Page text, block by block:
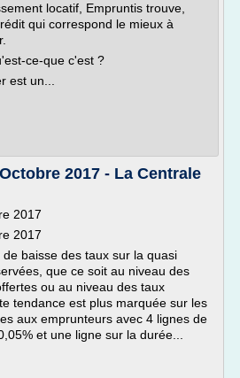
locatif, Empruntis trouve,
qui correspond le mieux à
ce-que c'est ?
est un...
2017 - La Centrale
2017
2017
baisse des taux sur la quasi
que ce soit au niveau des
ou au niveau des taux
tendance est plus marquée sur les
aux emprunteurs avec 4 lignes de
et une ligne sur la durée...